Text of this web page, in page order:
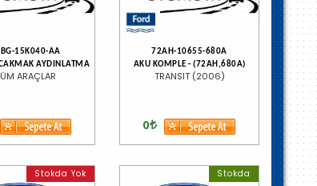
15K040-AA
AYDINLATMA
ARAÇLAR
72AH-10655-680A
AKU KOMPLE - (72AH,680A)
TRANSIT (2006)
0
Stokda Yok Stokda